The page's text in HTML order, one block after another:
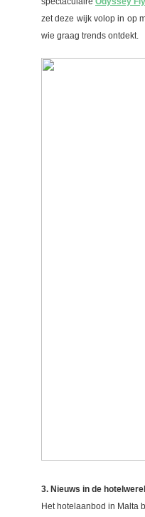
zet deze wijk volop in op
wie graag trends ontdekt.
3. Nieuws in de
Het hotelaanbod in Malta